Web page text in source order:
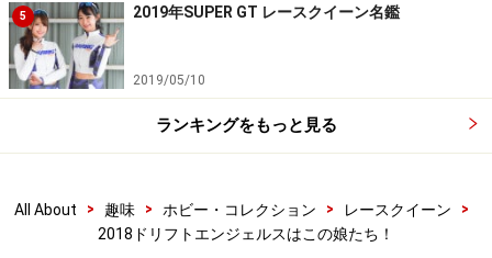
・愛称／めいぷる
・誕生日／10月8日
緒に頑張ります。歌も踊りも初心者ですけれども精いっ
ぱい頑張りますので、応援よろしくお願いします。
5 2019年SUPER GT レースクイーン名鑑
2019/05/10
ランキングをもっと見る
All About > 趣味 > ホビー・コレクション > レースクイーン
>
2018ドリフトエンジェルスはこの娘たち！